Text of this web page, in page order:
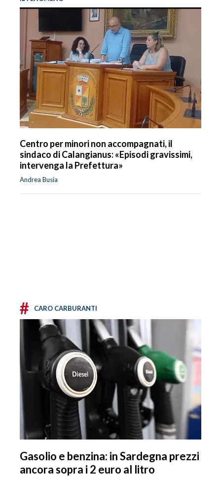
Centro per minori non accompagnati, il
sindaco di Calangianus: «Episodi gravissimi,
intervenga la Prefettura»
Andrea Busia
# CARO CARBURANTI
Gasolio e benzina: in Sardegna prezzi
ancora sopra i 2 euro al litro